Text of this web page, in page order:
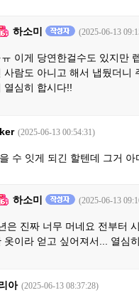
하소미 (2025-06-13
ㅠ 이게 당연한걸수도 있지만
사람도 아니고 해서 냅뒀더니
열심히 합시다!!
(2025-06-13 00:54:31)
수 잇게 되긴 할텐데 그거
하소미 (2025-06-13
은 진짜 너무 머네요 전부터
옷이라 얻고 싶어져서... 열심
아 (2025-06-13 08:37:28)